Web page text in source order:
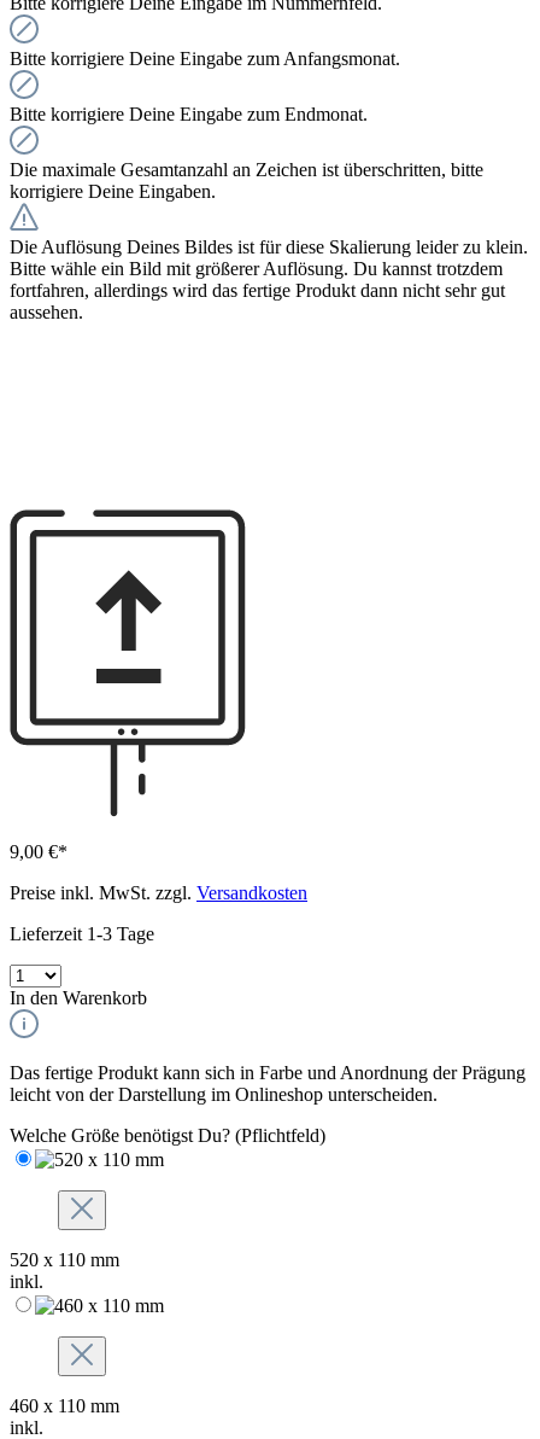
Bitte korrigiere Deine Eingabe zum Anfangsmonat.
Bitte korrigiere Deine Eingabe zum Endmonat.
Die maximale Gesamtanzahl an Zeichen ist überschritten, bitte
korrigiere Deine Eingaben.
Die Auflösung Deines Bildes ist für diese Skalierung leider zu klein.
Bitte wähle ein Bild mit größerer Auflösung. Du kannst trotzdem
fortfahren, allerdings wird das fertige Produkt dann nicht sehr gut
aussehen.
9,00 €*
Preise inkl. MwSt. zzgl. Versandkosten
Lieferzeit 1-3 Tage
In den Warenkorb
Das fertige Produkt kann sich in Farbe und Anordnung der Prägung
leicht von der Darstellung im Onlineshop unterscheiden.
Welche Größe benötigst Du? (Pflichtfeld)
520 x 110 mm
inkl.
460 x 110 mm
inkl.